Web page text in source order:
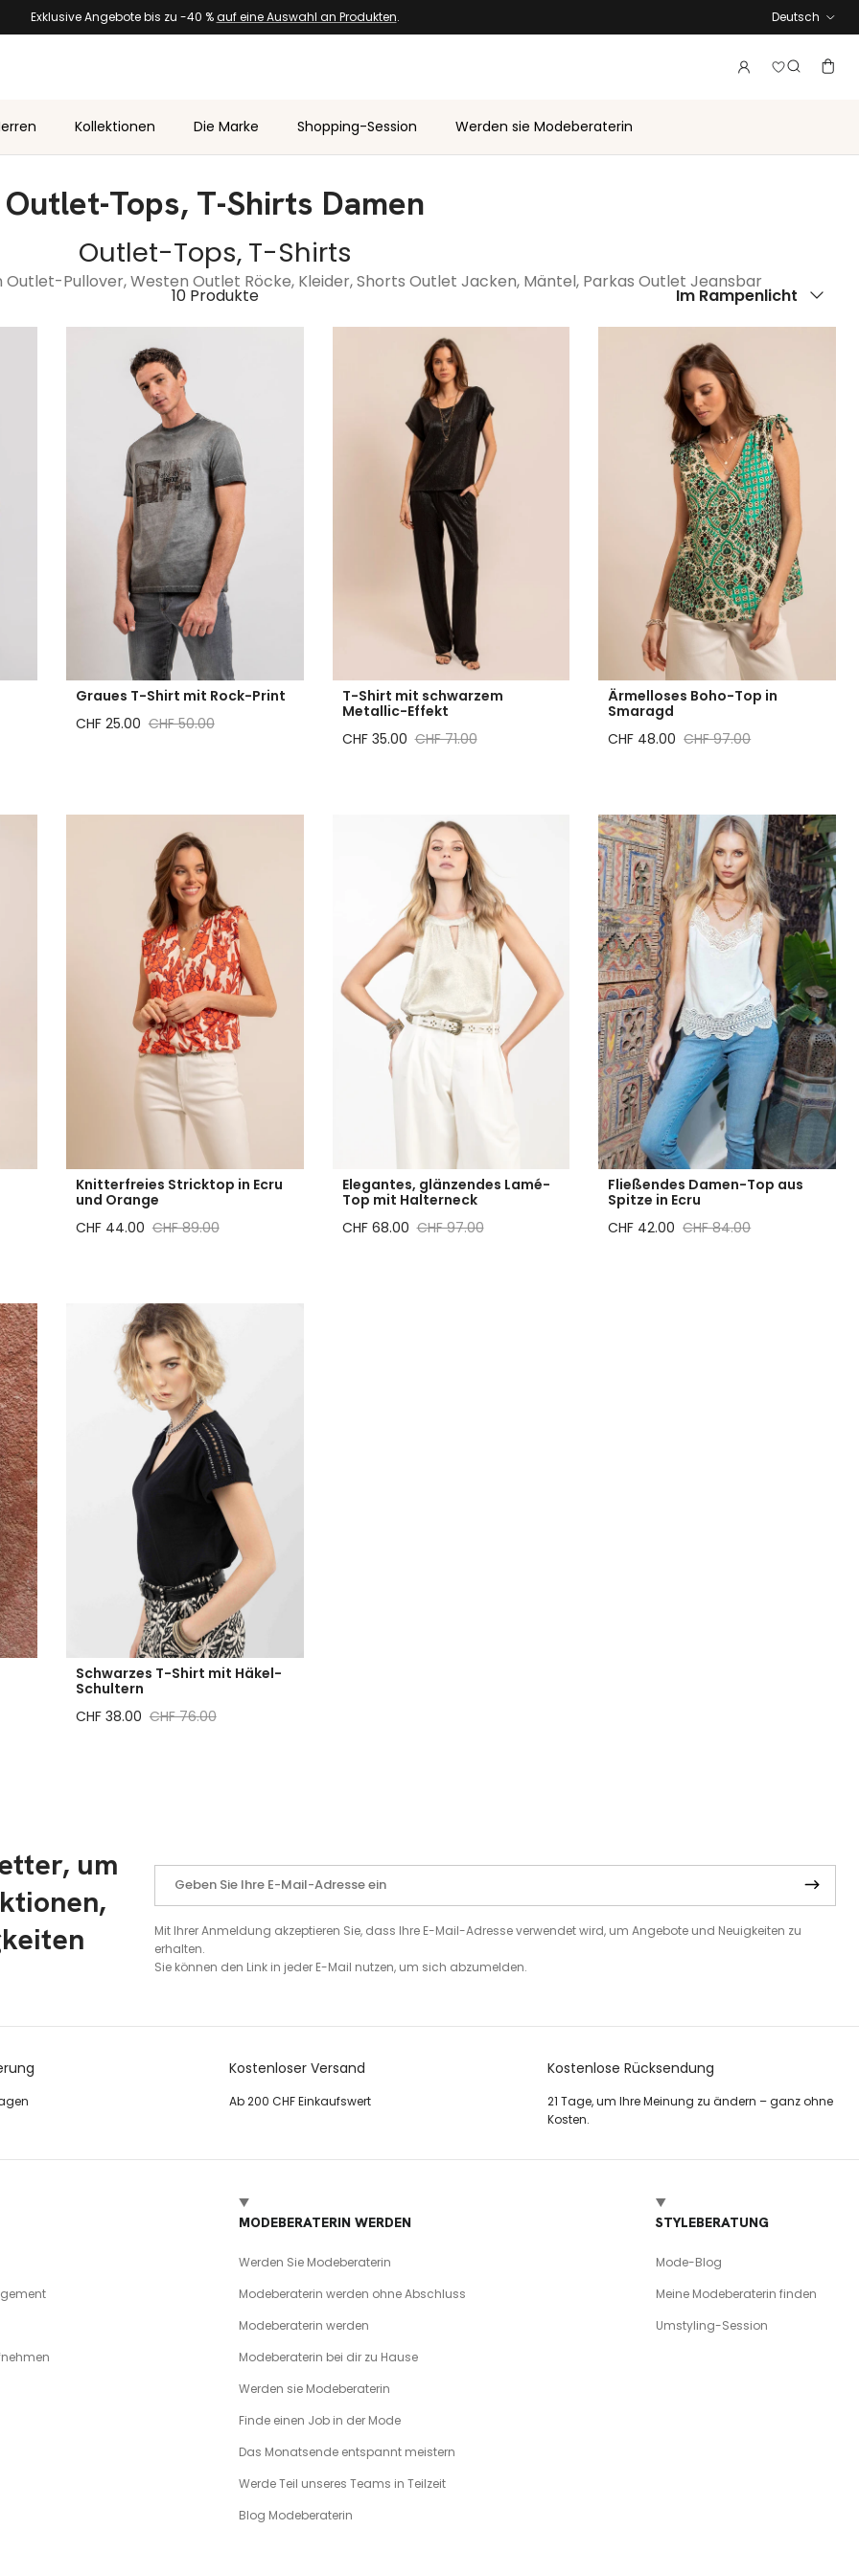
Exklusive Angebote bis zu -40 %auf eine Auswahl an Produkten. Deutsch
Konto Melden
Suche
Kollektionen Die Marke Shopping-Session Werden sie Modeberaterin
Outlet-Tops, T-Shirts Damen
Outlet-Tops, T-Shirts
Outlet-Pullover, Westen Outlet Röcke, Kleider, Shorts Outlet Jacken, Mäntel, Parkas Outlet Jeansbar
10 Produkte Sortieren nach
Im Rampenlicht
Graues T-Shirt mit Rock-Print
Reduzierter Preis
CHF 25.00 Regulärer Preis
CHF 50.00
T-Shirt mit schwarzem
Metallic-Effekt
Reduzierter Preis
CHF 35.00 Regulärer Preis
CHF 71.00
Ärmelloses Boho-Top in
Smaragd
Reduzierter Preis
CHF 48.00 Regulärer Preis
CHF 97.00
Knitterfreies Stricktop in Ecru
und Orange
Reduzierter Preis
CHF 44.00 Regulärer Preis
CHF 89.00
Elegantes, glänzendes Lamé-
Top mit Halterneck
Reduzierter Preis
CHF 68.00 Regulärer Preis
CHF 97.00
Fließendes Damen-Top aus
Spitze in Ecru
Reduzierter Preis
CHF 42.00 Regulärer Preis
CHF 84.00
Schwarzes T-Shirt mit Häkel-
Schultern
Reduzierter Preis
CHF 38.00 Regulärer Preis
CHF 76.00
um
Mit Ihrer Anmeldung akzeptieren Sie, dass Ihre E-Mail-Adresse verwendet wird, um Angebote und Neuigkeiten zu
erhalten.
Sie können den Link in jeder E-Mail nutzen, um sich abzumelden.
Kostenloser Versand
Ab 200 CHF Einkaufswert
Kostenlose Rücksendung
21 Tage, um Ihre Meinung zu ändern – ganz ohne
Kosten.
MODEBERATERIN WERDEN
Werden Sie Modeberaterin
Modeberaterin werden ohne Abschluss
Modeberaterin werden
Modeberaterin bei dir zu Hause
Werden sie Modeberaterin
Finde einen Job in der Mode
Das Monatsende entspannt meistern
Werde Teil unseres Teams in Teilzeit
Blog Modeberaterin
STYLEBERATUNG
Mode-Blog
Meine Modeberaterin finden
Umstyling-Session